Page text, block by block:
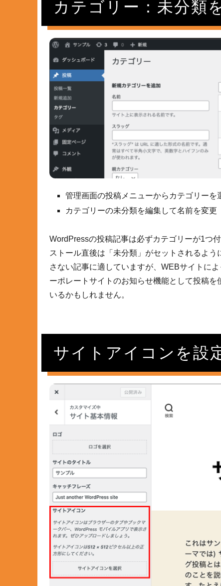
カテゴリー：未分類
管理画面の投稿メニューからカテゴリーを
カテゴリーの未分類を編集して名前を変更
WordPressの投稿記事は必ずカテゴリーが1つ
ストール直後は「未分類」がセットされるよ
さない記事に適していますが、WEBサイトに
ーポレートサイトのお知らせ機能として投稿
いるかもしれません。
サイトアイコンを設